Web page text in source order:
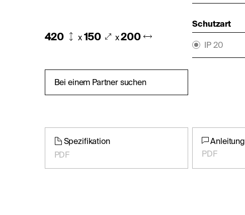
420 x 150 x200
Bei einem Partner suchen
Schutzart
IP 20
Spezifikation
PDF
Anleitung
PDF